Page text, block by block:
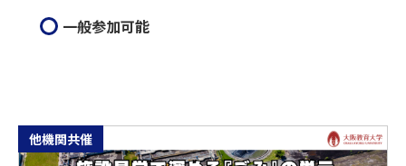
一般参加可能
他機関共催